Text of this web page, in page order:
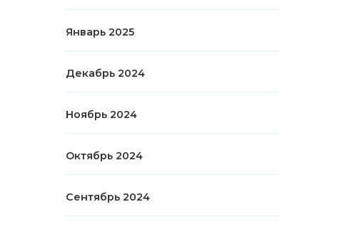
Январь 2025
Декабрь 2024
Ноябрь 2024
Октябрь 2024
Сентябрь 2024